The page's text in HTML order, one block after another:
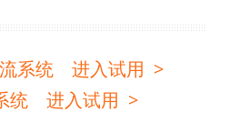
系统 进入试用 >
统 进入试用 >